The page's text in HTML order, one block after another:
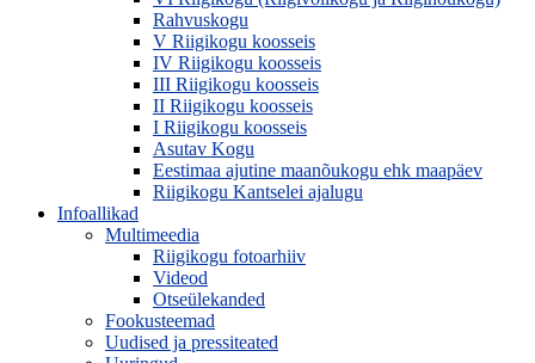
Rahvuskogu
V Riigikogu koosseis
IV Riigikogu koosseis
III Riigikogu koosseis
II Riigikogu koosseis
I Riigikogu koosseis
Asutav Kogu
Eestimaa ajutine maanõukogu ehk maapäev
Riigikogu Kantselei ajalugu
Infoallikad
Multimeedia
Riigikogu fotoarhiiv
Videod
Otseülekanded
Fookusteemad
Uudised ja pressiteated